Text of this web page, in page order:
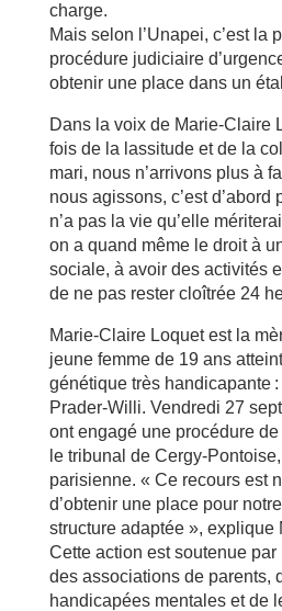
charge.
Mais selon l’Unapei, c’est la
procédure judiciaire
obtenir une place dans un
Dans la voix de Marie-Claire
fois de la lassitude et de la
mari, nous n’arrivons plus à
nous agissons, c’est d’abord
n’a pas la vie qu’elle
on a quand même le droit à
sociale, à avoir des activités
de ne pas rester cloîtrée 24
Marie-Claire Loquet est la
jeune femme de 19 ans
génétique très handicapante
Prader-Willi. Vendredi 27
ont engagé une procédure
le tribunal de Cergy-
parisienne. « Ce recours est
d’obtenir une place pour
structure adaptée », explique
Cette action est soutenue par
des associations de parents,
handicapées mentales et de